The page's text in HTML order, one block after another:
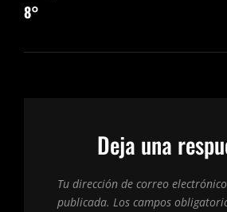
8°
Deja una
Tu dirección de correo
publicada. Los campos